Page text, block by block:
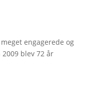
engagerede og
blev 72 år